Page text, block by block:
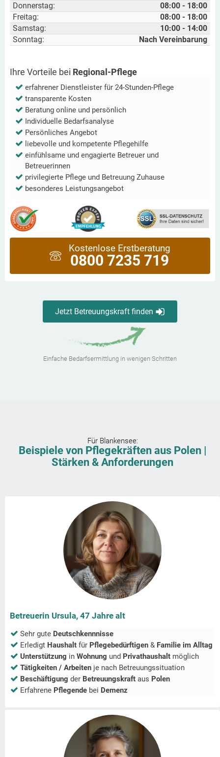
Donnerstag:
08:00 - 18:00
Freitag:
08:00 - 18:00
Samstag:
10:00 - 14:00
Sonntag:
Nach Vereinbarung
Ihre Vorteile bei Regional-Pflege
erfahrener Dienstleister für 24-Stunden-Pflege
transparente Kosten
Beratung online und persönlich
Individuelle Bedarfsanalyse
Persönliches Angebot
liebevolle und kompetente Pflegehilfe
einfühlsame und engagierte Betreuer und
Betreuerinnen
privilegierte Pflege und Betreuung Zuhause
besonderes Leistungsangebot
Kostenlose Erstberatung
0800 7235 719
Jetzt Betreuungskraft finden
Einfache Bedarfsermittlung in wenigen Schritten
Für Blankensee:
Beispiele von Pflegekräften aus Polen |
Stärken & Anforderungen
Betreuerin Ursula, 47 Jahre alt
Sehr gute Deutschkennnisse
Erledigt Haushalt für Pflegebedürftigen & Familie im Alltag
Unterstützung in Wohnung und Privathaushalt möglich
Tätigkeiten / Arbeiten je nach Betreuungssituation
Beschäftigung der Betreuungskraft aus Polen
Erfahrene Pflegende bei Demenz